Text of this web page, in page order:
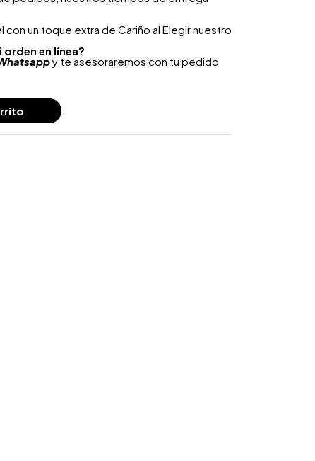
un toque extra de Cariño al Elegir nuestro
orden en línea?
y te asesoraremos con tu pedido